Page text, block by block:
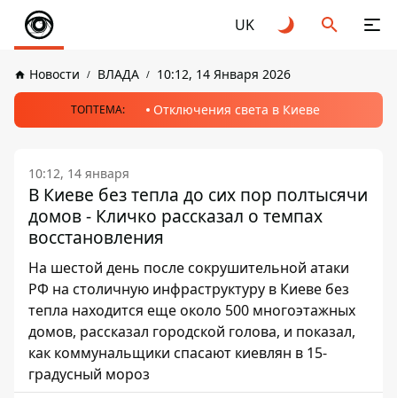
UK
Новости ВЛАДА 10:12, 14 Января 2026
ТОПТЕМА: Отключения света в Киеве
10:12, 14 января
В Киеве без тепла до сих пор полтысячи
домов - Кличко рассказал о темпах
восстановления
На шестой день после сокрушительной атаки
РФ на столичную инфраструктуру в Киеве без
тепла находится еще около 500 многоэтажных
домов, рассказал городской голова, и показал,
как коммунальщики спасают киевлян в 15-
градусный мороз